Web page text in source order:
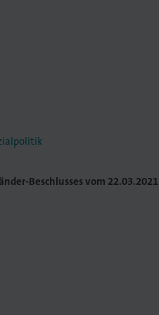
Beschlusses vom 22.03.2021